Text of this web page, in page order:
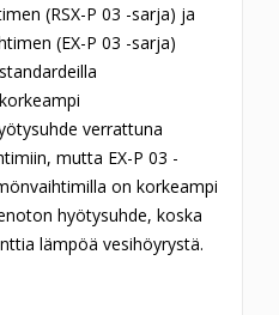
(RSX-P 03 -sarja) ja
(EX-P 03 -sarja)
verrattuna
mutta EX-P 03 -
on korkeampi
hyötysuhde, koska
lämpöä vesihöyrystä.